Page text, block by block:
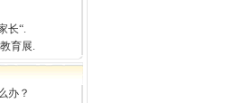
长“.
育展.
办？